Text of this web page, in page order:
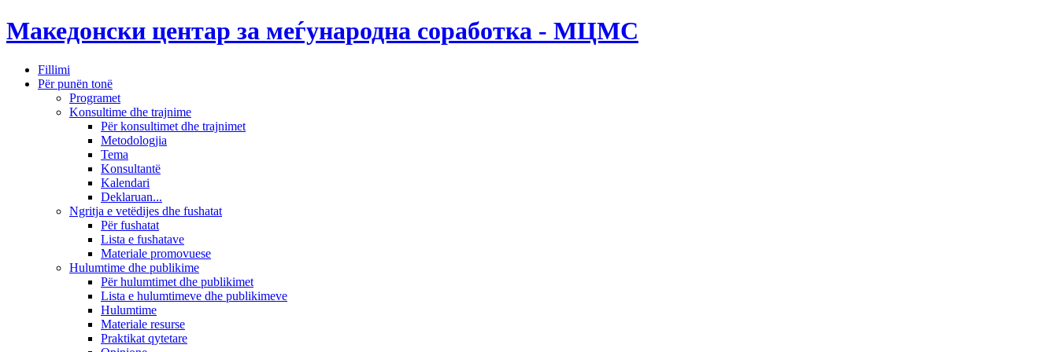
Македонски центар за меѓународна соработка - МЦМС
Fillimi
Për punën tonë
Programet
Konsultime dhe trajnime
Për konsultimet dhe trajnimet
Metodologjia
Tema
Konsultantë
Kalendari
Deklaruan...
Ngritja e vetëdijes dhe fushatat
Për fushatat
Lista e fushatave
Materiale promovuese
Hulumtime dhe publikime
Për hulumtimet dhe publikimet
Lista e hulumtimeve dhe publikimeve
Hulumtime
Materiale resurse
Praktikat qytetare